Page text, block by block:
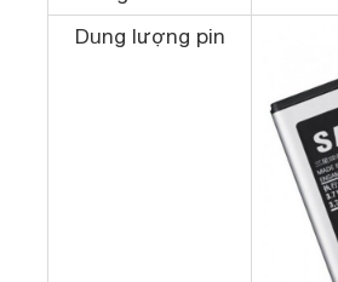
Dung lượng pin